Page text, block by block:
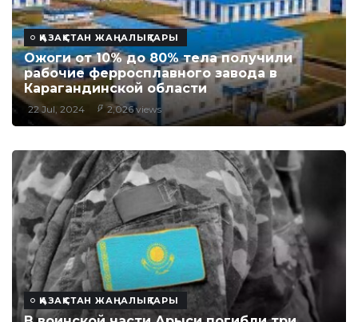
ҚАЗАҚСТАН ЖАҢАЛЫҚТАРЫ
Ожоги от 10% до 80% тела получили
рабочие ферросплавного завода в
Карагандинской области
22 Jul, 2024 2,026 views
ҚАЗАҚСТАН ЖАҢАЛЫҚТАРЫ